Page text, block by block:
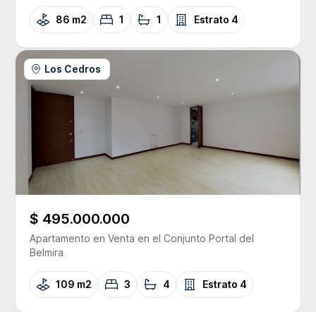
86 m2 1 1 Estrato 4
Los Cedros
$ 495.000.000
Apartamento en Venta en el Conjunto Portal del
Belmira
109 m2 3 4 Estrato 4